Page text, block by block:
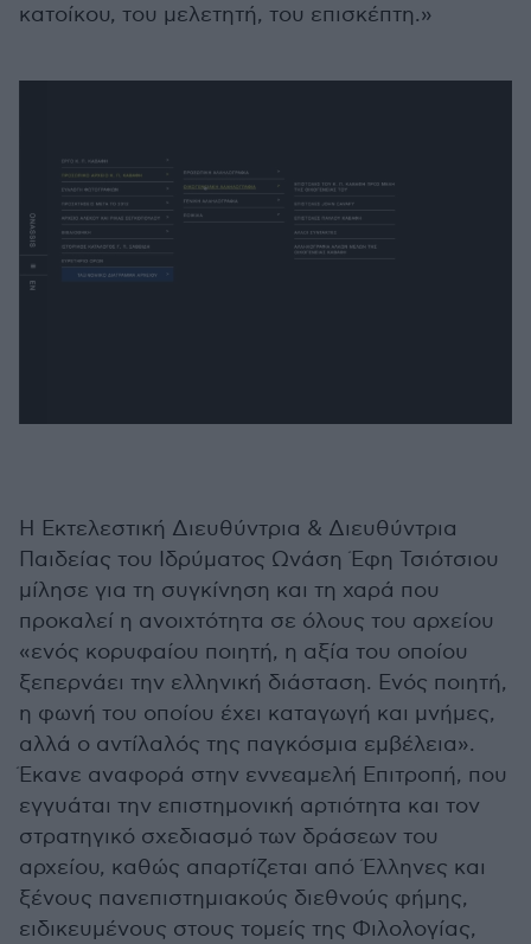
κατοίκου, του μελετητή, του επισκέπτη.»
Η Εκτελεστική Διευθύντρια & Διευθύντρια
Παιδείας του Ιδρύματος Ωνάση Έφη Τσιότσιου
μίλησε για τη συγκίνηση και τη χαρά που
προκαλεί η ανοιχτότητα σε όλους του αρχείου
«ενός κορυφαίου ποιητή, η αξία του οποίου
ξεπερνάει την ελληνική διάσταση. Ενός ποιητή,
η φωνή του οποίου έχει καταγωγή και μνήμες,
αλλά ο αντίλαλός της παγκόσμια εμβέλεια».
Έκανε αναφορά στην εννεαμελή Επιτροπή, που
εγγυάται την επιστημονική αρτιότητα και τον
στρατηγικό σχεδιασμό των δράσεων του
αρχείου, καθώς απαρτίζεται από Έλληνες και
ξένους πανεπιστημιακούς διεθνούς φήμης,
ειδικευμένους στους τομείς της Φιλολογίας,